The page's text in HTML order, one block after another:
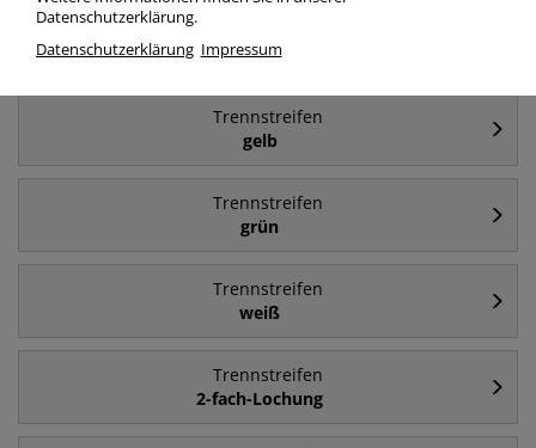
24x10,5cm
Trennstreifen
gelb
Trennstreifen
grün
Trennstreifen
weiß
Trennstreifen
2-fach-Lochung
Datenschutzerklärung.
Datenschutzerklärung Impressum